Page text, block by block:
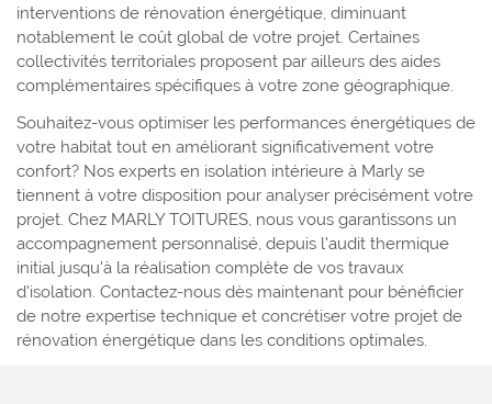
interventions de rénovation énergétique, diminuant
notablement le coût global de votre projet. Certaines
collectivités territoriales proposent par ailleurs des aides
complémentaires spécifiques à votre zone géographique.
Souhaitez-vous optimiser les performances énergétiques de
votre habitat tout en améliorant significativement votre
confort? Nos experts en isolation intérieure à Marly se
tiennent à votre disposition pour analyser précisément votre
projet. Chez MARLY TOITURES, nous vous garantissons un
accompagnement personnalisé, depuis l'audit thermique
initial jusqu'à la réalisation complète de vos travaux
d'isolation. Contactez-nous dès maintenant pour bénéficier
de notre expertise technique et concrétiser votre projet de
rénovation énergétique dans les conditions optimales.